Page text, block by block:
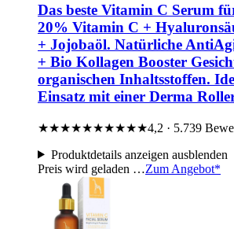
Das beste Vitamin C Serum
20% Vitamin C +
+ Jojobaöl. Natürliche
+ Bio Kollagen Booster
organischen Inhaltsstoffen.
Einsatz mit einer Derma
★★★★★★★★★★4,2 · 5.739
Produktdetailsanzeigen ausblenden
Preis wird geladen …Zum Angebot*